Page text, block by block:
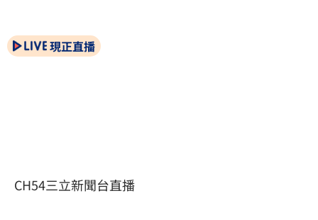
現正直播
CH54三立新聞台直播